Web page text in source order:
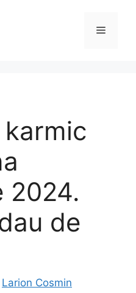
Meniu
2024.
de
Larion Cosmin